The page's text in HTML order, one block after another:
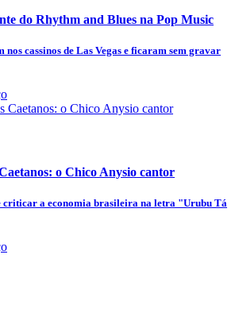
do Rhythm and Blues na Pop Music
nos cassinos de Las Vegas e ficaram sem gravar
o Chico Anysio cantor
criticar a economia brasileira na letra "Urubu Tá